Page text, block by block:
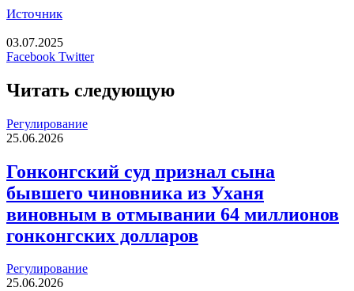
Источник
03.07.2025
Facebook TwitterLinkedIn
Tumblr
Reddit
Вконтакте
Одноклассники
Skype
Messenger
Messenger
WhatsApp
Telegram
Viber
Line
Печатать
Читать следующую
Регулирование
25.06.2026
Гонконгский суд признал сына
бывшего чиновника из Уханя
виновным в отмывании 64 миллионов
гонконгских долларов
Регулирование
25.06.2026